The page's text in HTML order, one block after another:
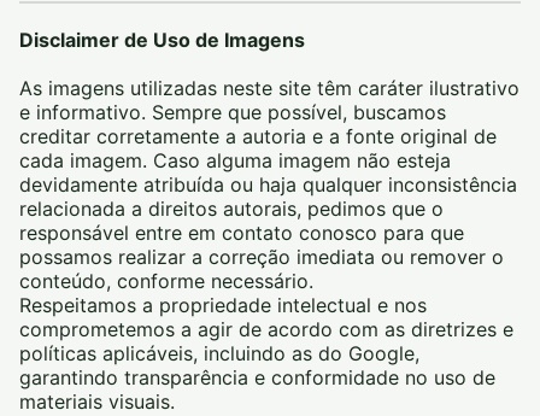
Disclaimer de Uso de Imagens
As imagens utilizadas neste site têm caráter ilustrativo
e informativo. Sempre que possível, buscamos
creditar corretamente a autoria e a fonte original de
cada imagem. Caso alguma imagem não esteja
devidamente atribuída ou haja qualquer inconsistência
relacionada a direitos autorais, pedimos que o
responsável entre em contato conosco para que
possamos realizar a correção imediata ou remover o
conteúdo, conforme necessário.
Respeitamos a propriedade intelectual e nos
comprometemos a agir de acordo com as diretrizes e
políticas aplicáveis, incluindo as do Google,
garantindo transparência e conformidade no uso de
materiais visuais.